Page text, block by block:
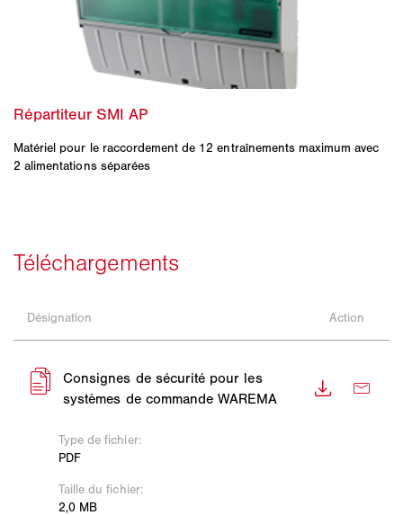
Matériel pour le raccordement de 12 entraînements maximum avec
2 alimentations séparées